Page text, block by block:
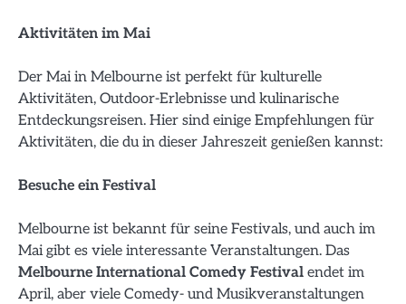
Aktivitäten im Mai
Der Mai in Melbourne ist perfekt für kulturelle
Aktivitäten, Outdoor-Erlebnisse und kulinarische
Entdeckungsreisen. Hier sind einige Empfehlungen für
Aktivitäten, die du in dieser Jahreszeit genießen kannst:
Besuche ein Festival
Melbourne ist bekannt für seine Festivals, und auch im
Mai gibt es viele interessante Veranstaltungen. Das
Melbourne International Comedy Festival endet im
April, aber viele Comedy- und Musikveranstaltungen